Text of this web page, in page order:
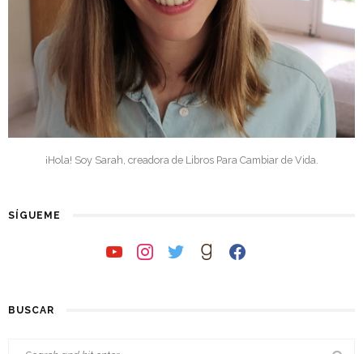
¡Hola! Soy Sarah, creadora de Libros Para Cambiar de Vida.
SÍGUEME
youtubeinstagramtwittergoodreadsfacebook
BUSCAR